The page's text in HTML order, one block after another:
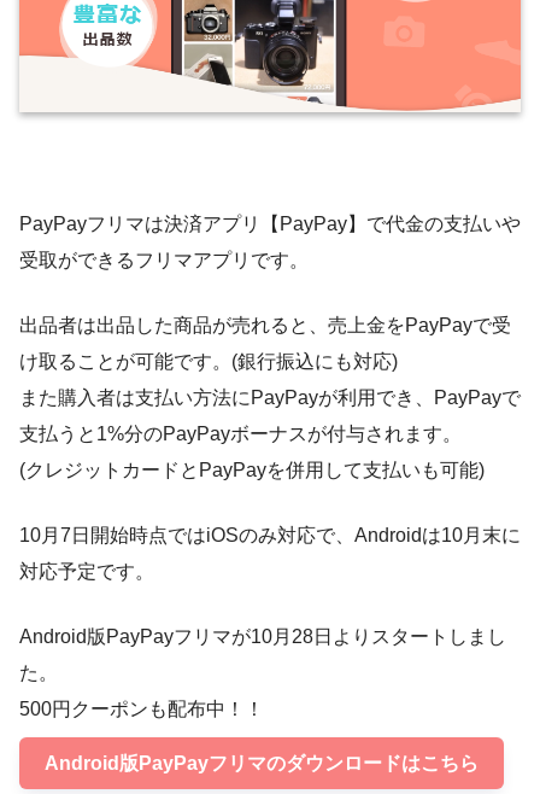
PayPayフリマは決済アプリ【PayPay】で代金の支払いや
受取ができるフリマアプリです。
出品者は出品した商品が売れると、売上金をPayPayで受
け取ることが可能です。(銀行振込にも対応)
また購入者は支払い方法にPayPayが利用でき、PayPayで
支払うと1%分のPayPayボーナスが付与されます。
(クレジットカードとPayPayを併用して支払いも可能)
10月7日開始時点ではiOSのみ対応で、Androidは10月末に
対応予定です。
Android版PayPayフリマが10月28日よりスタートしまし
た。
500円クーポンも配布中！！
Android版PayPayフリマのダウンロードはこちら